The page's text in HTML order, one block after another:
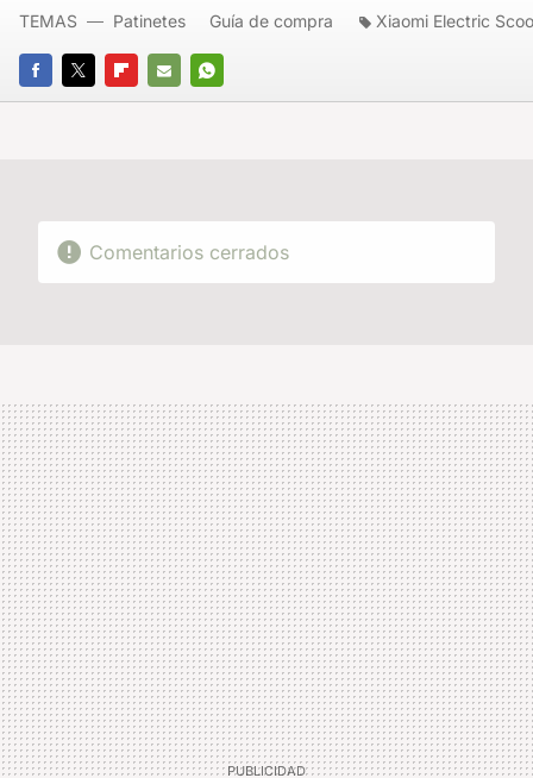
FACEBOOK
TWITTERFLIPBOARD
E-
WHATSAPP
TEMAS Patinetes Guía de compra Xiaomi Electric
Comentarios cerrados